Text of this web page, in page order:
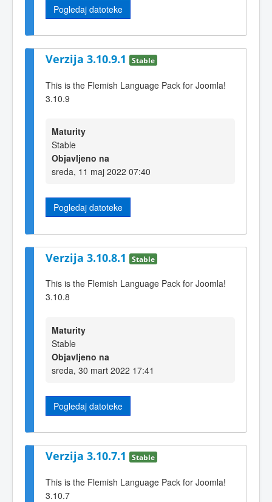
Pogledaj datoteke
Verzija 3.10.9.1 Stable
This is the Flemish Language Pack for Joomla!
3.10.9
Maturity
Stable
Objavljeno na
sreda, 11 maj 2022 07:40
Pogledaj datoteke
Verzija 3.10.8.1 Stable
This is the Flemish Language Pack for Joomla!
3.10.8
Maturity
Stable
Objavljeno na
sreda, 30 mart 2022 17:41
Pogledaj datoteke
Verzija 3.10.7.1 Stable
This is the Flemish Language Pack for Joomla!
3.10.7